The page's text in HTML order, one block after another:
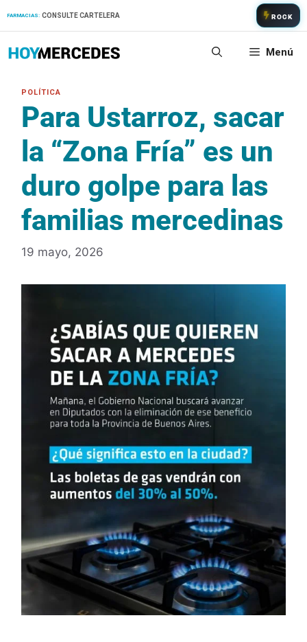
FARMACIAS: CONSULTE CARTELERA ROCK
Menú
Para Ustarroz, sacar
la “Zona Fría” es un
duro golpe para las
familias mercedinas
19 mayo, 2026